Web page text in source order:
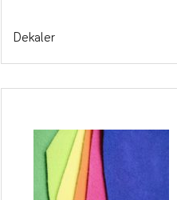
Dekaler